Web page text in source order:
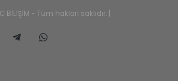
- Tüm hakları saklıdır. |